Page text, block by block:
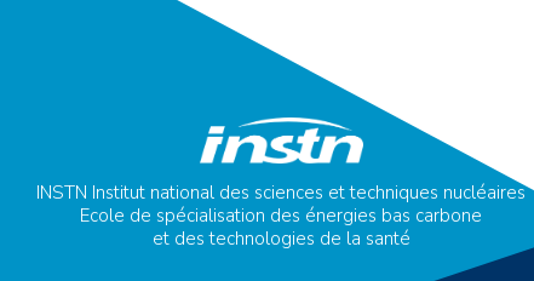
INSTN Institut national des sciences et techniques nucléaires
Ecole de spécialisation des énergies bas carbone
et des technologies de la santé